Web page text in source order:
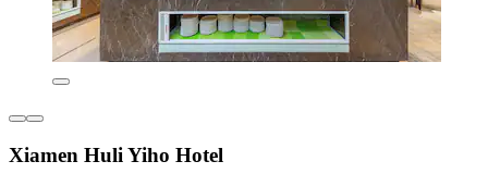
Xiamen Huli Yiho Hotel